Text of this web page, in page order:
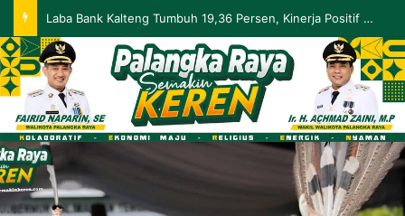
Palangka Raya Perluas Digitalisasi Perlindungan Sosial, Perkuat Akurasi Data dan Penyaluran Bansos